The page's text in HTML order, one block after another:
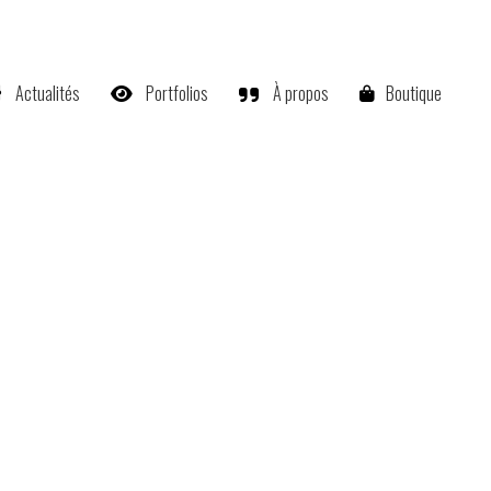
Actualités Portfolios À propos Boutique